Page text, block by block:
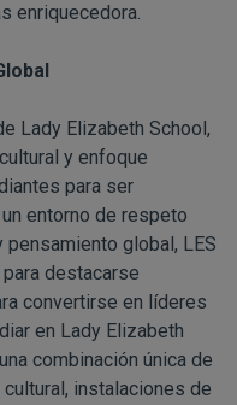
enriquecedora.
Lady Elizabeth School,
y enfoque
para ser
entorno de respeto
global, LES
destacarse
convertirse en líderes
en Lady Elizabeth
combinación única de
instalaciones de